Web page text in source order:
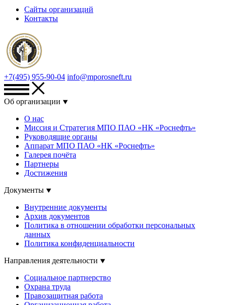
Сайты организаций
Контакты
+7(495) 955-90-04 info@mporosneft.ru
Об организации
О нас
Миссия и Стратегия МПО ПАО «НК «Роснефть»
Руководящие органы
Аппарат МПО ПАО «НК «Роснефть»
Галерея почёта
Партнеры
Достижения
Документы
Внутренние документы
Архив документов
Политика в отношении обработки персональных
данных
Политика конфиденциальности
Направления деятельности
Социальное партнерство
Охрана труда
Правозащитная работа